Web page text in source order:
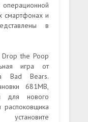
операционной
смартфонах и
в
Drop the Poop
игра от
Bad Bears.
681MB,
для нового